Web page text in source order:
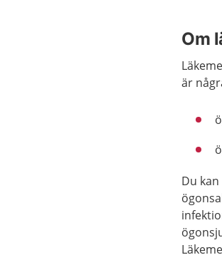
Om
är
Du